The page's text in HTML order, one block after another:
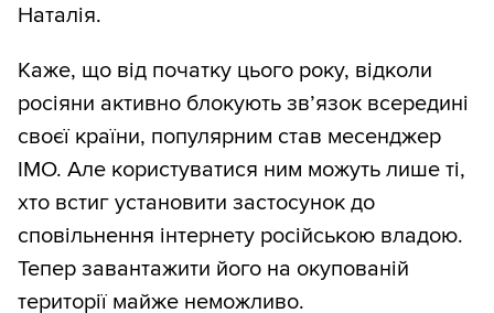
Наталія.
Каже, що від початку цього року, відколи
росіяни активно блокують зв’язок всередині
своєї країни, популярним став месенджер
IMO. Але користуватися ним можуть лише ті,
хто встиг установити застосунок до
сповільнення інтернету російською владою.
Тепер завантажити його на окупованій
території майже неможливо.